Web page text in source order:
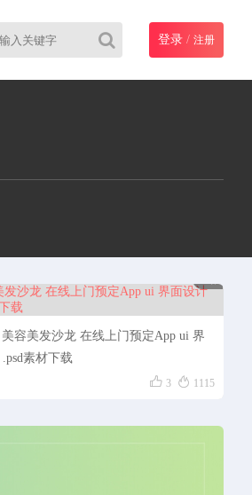
登录 / 注册
美容美发沙龙 在线上门预定App ui 界
面设计 .psd素材下载
 3  1115